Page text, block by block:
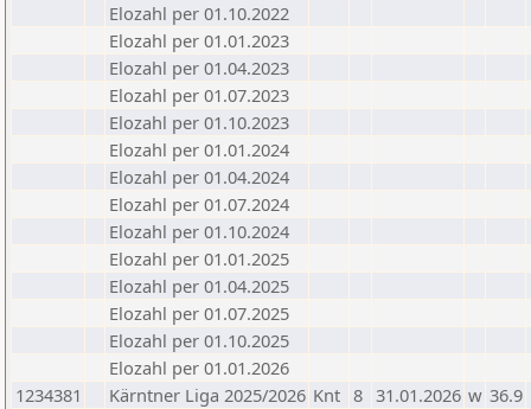
Elozahl per 01.10.2022
Elozahl per 01.01.2023
Elozahl per 01.04.2023
Elozahl per 01.07.2023
Elozahl per 01.10.2023
Elozahl per 01.01.2024
Elozahl per 01.04.2024
Elozahl per 01.07.2024
Elozahl per 01.10.2024
Elozahl per 01.01.2025
Elozahl per 01.04.2025
Elozahl per 01.07.2025
Elozahl per 01.10.2025
Elozahl per 01.01.2026
1234381
Kärntner Liga 2025/2026 Knt 8 31.01.2026 w 36.9